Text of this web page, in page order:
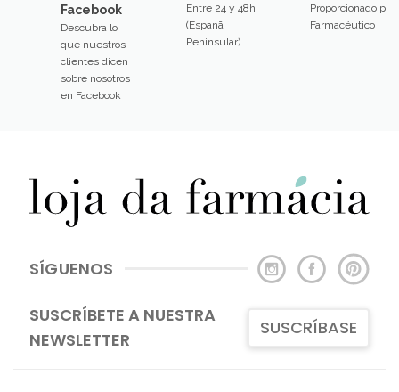
Facebook
Descubra lo
que nuestros
clientes dicen
sobre nosotros
en Facebook
Entre 24 y 48h
(Espanã
Peninsular)
Proporcionado por
Farmacéutico
SÍGUENOS
SUSCRÍBETE A NUESTRA
NEWSLETTER
SUSCRÍBASE